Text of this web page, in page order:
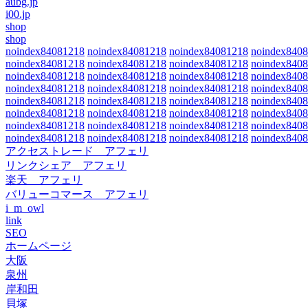
i00.jp
shop
shop
noindex84081218 noindex84081218 noindex84081218
noindex84081218 noindex84081218 noindex84081218
noindex84081218 noindex84081218 noindex84081218
noindex84081218 noindex84081218 noindex84081218
noindex84081218 noindex84081218 noindex84081218
noindex84081218 noindex84081218 noindex84081218
noindex84081218 noindex84081218 noindex84081218
noindex84081218 noindex84081218 noindex84081218
アクセストレード アフェリ
リンクシェア アフェリ
楽天 アフェリ
バリューコマース アフェリ
i_m_owl
link
SEO
ホームページ
大阪
泉州
岸和田
貝塚